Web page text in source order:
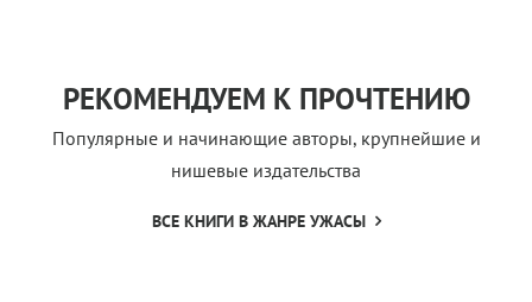
РЕКОМЕНДУЕМ К ПРОЧТЕНИЮ
Популярные и начинающие авторы, крупнейшие и
нишевые издательства
ВСЕ КНИГИ В ЖАНРЕ УЖАСЫ